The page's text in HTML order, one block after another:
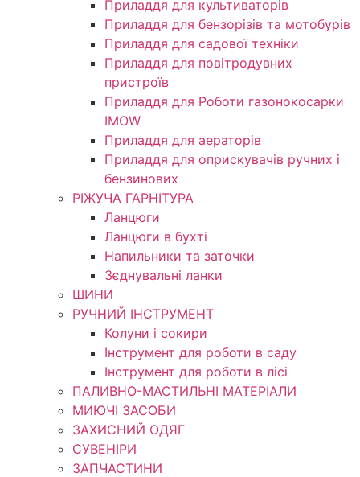
Приладдя для культиваторів
Приладдя для бензорізів та мотобурів
Приладдя для садової техніки
Приладдя для повітродувних
пристроїв
Приладдя для Роботи газонокосарки
IMOW
Приладдя для аераторів
Приладдя для оприскувачів ручних і
бензинових
РІЖУЧА ГАРНІТУРА
Ланцюги
Ланцюги в бухті
Напильники та заточки
Зєднувальні ланки
ШИНИ
РУЧНИЙ ІНСТРУМЕНТ
Колуни і сокири
Інструмент для роботи в саду
Інструмент для роботи в лісі
ПАЛИВНО-МАСТИЛЬНІ МАТЕРІАЛИ
МИЮЧІ ЗАСОБИ
ЗАХИСНИЙ ОДЯГ
СУВЕНІРИ
ЗАПЧАСТИНИ